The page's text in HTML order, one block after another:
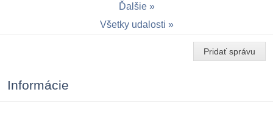
Ďalšie
Všetky udalosti
Pridať správu
Informácie